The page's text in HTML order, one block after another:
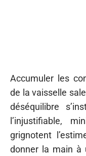
Accumuler les
de la vaisselle
déséquilibre
l’injustifiable,
grignotent
donner la main à